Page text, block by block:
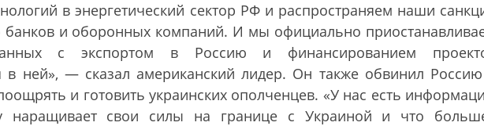
в энергетический сектор РФ и распространяем наши
банков и оборонных компаний. И мы официально
с экспортом в Россию и финансированием
в ней», — сказал американский лидер. Он также обвинил
и готовить украинских ополченцев. «У нас есть
наращивает свои силы на границе с Украиной и что